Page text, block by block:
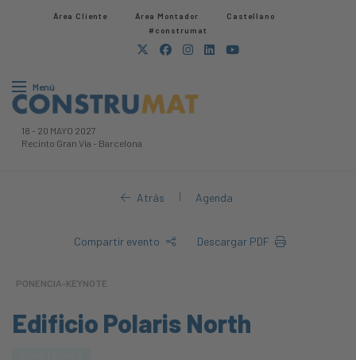
Área Cliente Área Montador
Castellano
#construmat
Menú
18 - 20 MAYO 2027
Recinto Gran Via - Barcelona
Atrás | Agenda
Compartir evento Descargar PDF
PONENCIA-KEYNOTE
Edificio Polaris North